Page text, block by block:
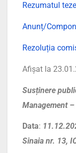
Rezumatul
Anunț/
Rezoluția
Afișat la
Susținere
Management –
Data: 11
Sinaia nr. 13,